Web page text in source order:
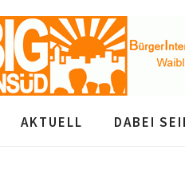
AKTUELL DABEI